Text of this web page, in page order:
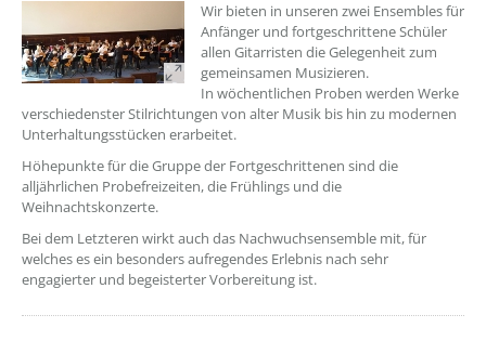
Wir bieten in unseren zwei Ensembles für
Anfänger und fortgeschrittene Schüler
allen Gitarristen die Gelegenheit zum
gemeinsamen Musizieren.
In wöchentlichen Proben werden Werke
verschiedenster Stilrichtungen von alter Musik bis hin zu modernen
Unterhaltungsstücken erarbeitet.
Höhepunkte für die Gruppe der Fortgeschrittenen sind die
alljährlichen Probefreizeiten, die Frühlings und die
Weihnachtskonzerte.
Bei dem Letzteren wirkt auch das Nachwuchsensemble mit, für
welches es ein besonders aufregendes Erlebnis nach sehr
engagierter und begeisterter Vorbereitung ist.